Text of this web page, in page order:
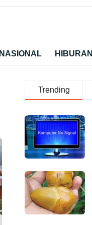
NASIONAL HIBURAN
Trending